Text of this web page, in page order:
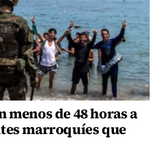
menos de 48 horas a
marroquíes que